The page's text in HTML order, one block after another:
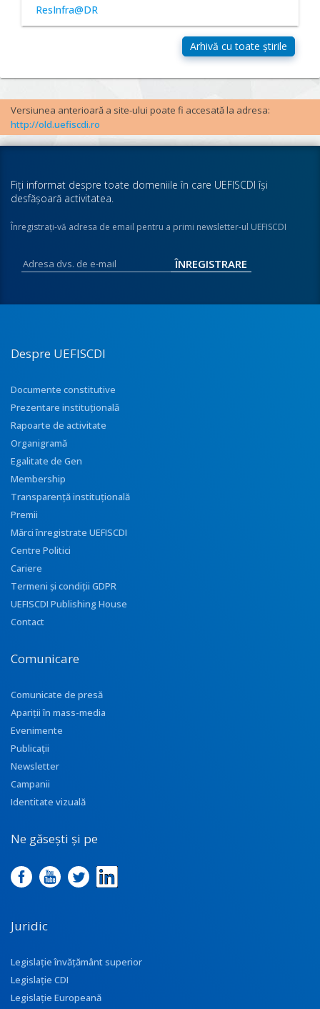
ResInfra@DR
Versiunea anterioară a site-ului poate fi accesată la adresa:
http://old.uefiscdi.ro
Fiţi informat despre toate domeniile în care UEFISCDI îşi
desfăşoară activitatea.
Înregistraţi-vă adresa de email pentru a primi newsletter-ul UEFISCDI
Despre UEFISCDI
Documente constitutive
Prezentare instituţională
Rapoarte de activitate
Organigramă
Egalitate de Gen
Membership
Transparenţă instituţională
Premii
Mărci înregistrate UEFISCDI
Centre Politici
Cariere
Termeni și condiții GDPR
UEFISCDI Publishing House
Contact
Comunicare
Comunicate de presă
Apariţii în mass-media
Evenimente
Publicații
Newsletter
Campanii
Identitate vizuală
Ne găsești și pe
Juridic
Legislație învățământ superior
Legislație CDI
Legislație Europeană